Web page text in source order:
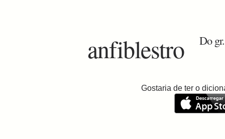
anfiblestro Do
Gostaria de ter o